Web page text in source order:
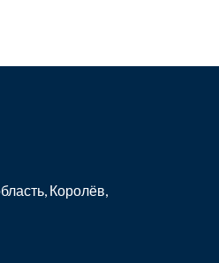
Королёв,